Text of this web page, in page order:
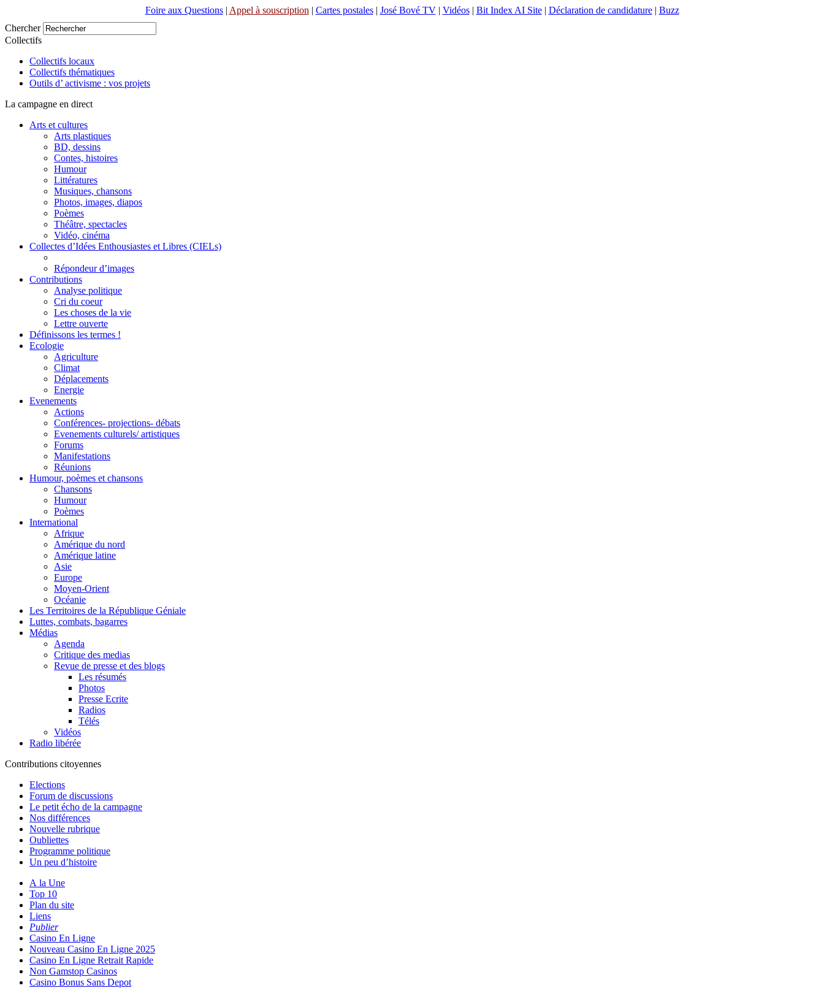
Foire aux Questions| Appel à souscription | Cartes postales| José Bové TV| Vidéos| Bit Index AI Site| Déclaration de candidature| Buzz
Chercher
Collectifs
Collectifs locaux
Collectifs thématiques
Outils d’ activisme : vos projets
La campagne en direct
Arts et cultures
Arts plastiques
BD, dessins
Contes, histoires
Humour
Littératures
Musiques, chansons
Photos, images, diapos
Poèmes
Théâtre, spectacles
Vidéo, cinéma
Collectes d’Idées Enthousiastes et Libres (CIELs)
Répondeur d’images
Contributions
Analyse politique
Cri du coeur
Les choses de la vie
Lettre ouverte
Définissons les termes !
Ecologie
Agriculture
Climat
Déplacements
Energie
Evenements
Actions
Conférences- projections- débats
Evenements culturels/ artistiques
Forums
Manifestations
Réunions
Humour, poèmes et chansons
Chansons
Humour
Poèmes
International
Afrique
Amérique du nord
Amérique latine
Asie
Europe
Moyen-Orient
Océanie
Les Territoires de la République Géniale
Luttes, combats, bagarres
Médias
Agenda
Critique des medias
Revue de presse et des blogs
Les résumés
Photos
Presse Ecrite
Radios
Télés
Vidéos
Radio libérée
Contributions citoyennes
Elections
Forum de discussions
Le petit écho de la campagne
Nos différences
Nouvelle rubrique
Oubliettes
Programme politique
Un peu d’histoire
A la Une
Top 10
Plan du site
Liens
Publier
Casino En Ligne
Nouveau Casino En Ligne 2025
Casino En Ligne Retrait Rapide
Non Gamstop Casinos
Casino Bonus Sans Depot